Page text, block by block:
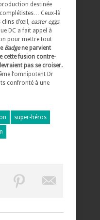
destinée
Ceux-là
d’œil, easter eggs
DC a fait appel à
pour mettre tout
Badgene parvient
cette fusion contre-
pas se croiser.
l’omnipotent Dr
confronté à une
super-héros